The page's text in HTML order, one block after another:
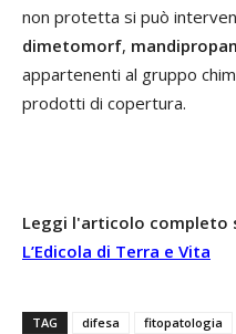
non protetta si può
dimetomorf,
appartenenti al gruppo
prodotti di copertura.
Leggi l'articolo completo
L’Edicola di Terra e Vita
TAG difesa fitopatologia